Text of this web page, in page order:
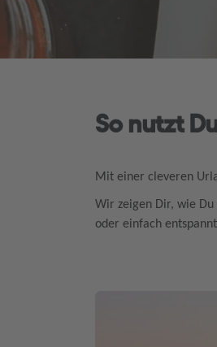
So nutzt
Mit einer cleveren
Wir zeigen Dir, wie
oder einfach